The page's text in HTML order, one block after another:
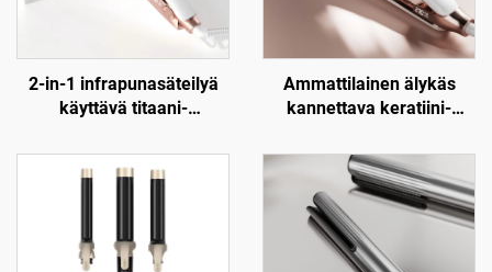
2-in-1 infrapunasäteilyä
käyttävä titaani-
Ammattilainen älykäs
kannettava keratiini-